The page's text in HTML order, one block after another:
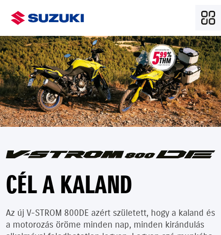
CÉL A KALAND
Az új V-STROM 800DE azért született, hogy a kaland és
a motorozás öröme minden nap, minden kirándulás